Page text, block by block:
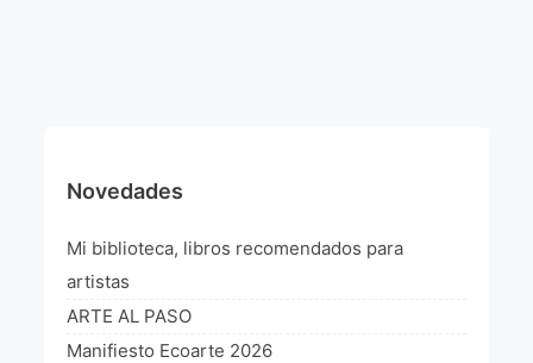
L’art Colombien à Paris 2019
L’art Latino-américain à Paris 2019
Novedades
Mi biblioteca, libros recomendados para
artistas
ARTE AL PASO
Manifiesto Ecoarte 2026